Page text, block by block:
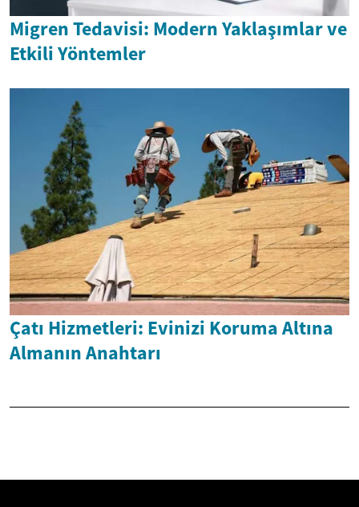
Migren Tedavisi: Modern Yaklaşımlar ve
Etkili Yöntemler
Çatı Hizmetleri: Evinizi Koruma Altına
Almanın Anahtarı